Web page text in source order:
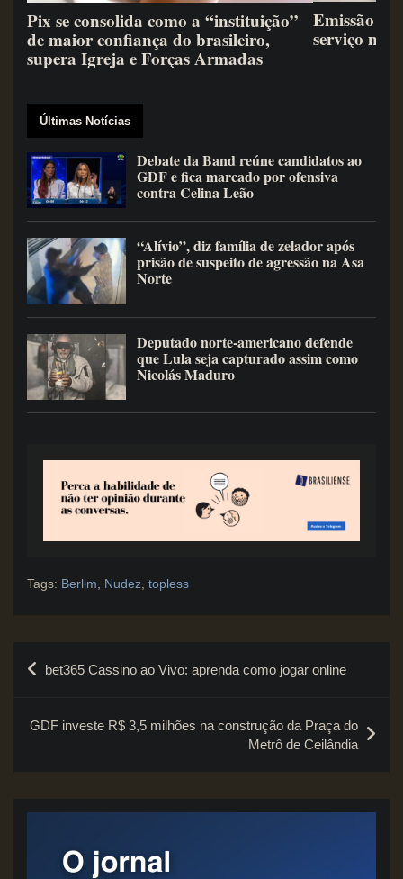
Pix se consolida como a “instituição”
de maior confiança do brasileiro,
supera Igreja e Forças Armadas
Emissão
serviço
Últimas Notícias
Debate da Band reúne candidatos ao
GDF e fica marcado por ofensiva
contra Celina Leão
“Alívio”, diz família de zelador após
prisão de suspeito de agressão na Asa
Norte
Deputado norte-americano defende
que Lula seja capturado assim como
Nicolás Maduro
Tags: Berlim, Nudez, topless
Navegação
bet365 Cassino ao Vivo: aprenda como jogar online
GDF investe R$ 3,5 milhões na construção da Praça do
Metrô de Ceilândia